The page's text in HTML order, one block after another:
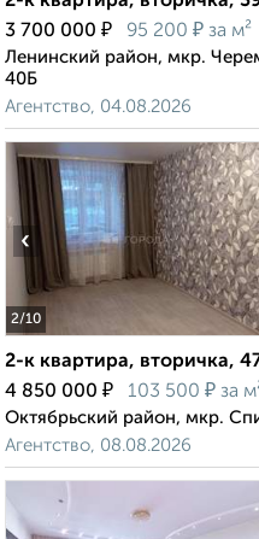
3 700 000 ₽ 95 200 ₽ за м²
Ленинский район, мкр.
40Б
Агентство, 04.08.2026
2/10
‹
2-к квартира, вторичка,
4 850 000 ₽ 103 500 ₽ за
Октябрьский район, мкр.
Агентство, 08.08.2026